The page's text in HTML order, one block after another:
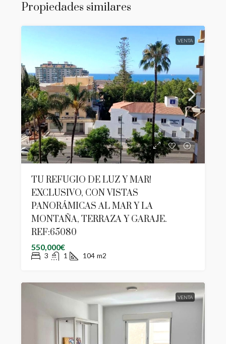
Propiedades similares
VENTA
TU REFUGIO DE LUZ Y MAR!
EXCLUSIVO, CON VISTAS
PANORÁMICAS AL MAR Y LA
MONTAÑA, TERRAZA Y GARAJE.
REF:65080
550,000€
3 1 104 m2
VENTA